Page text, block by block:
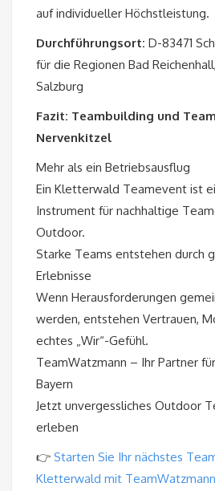
auf individueller Höchstleistung.
Durchführungsort: D-83471
für die Regionen Bad
Salzburg
Fazit: Teambuilding und
Nervenkitzel
Mehr als ein Betriebsausflug
Ein Kletterwald Teamevent ist
Instrument für nachhaltige
Outdoor.
Starke Teams entstehen durch
Erlebnisse
Wenn Herausforderungen
werden, entstehen Vertrauen,
echtes „Wir“-Gefühl.
TeamWatzmann – Ihr Partner
Bayern
Jetzt unvergessliches Outdoor
erleben
👉 Starten Sie Ihr nächstes
Kletterwald mit